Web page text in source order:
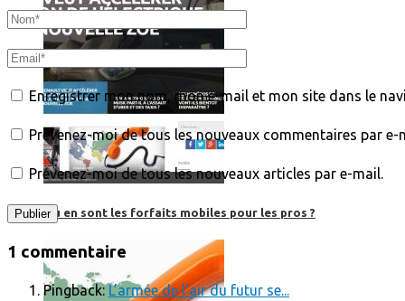
Où en sont les forfaits mobiles pour les pros ?
Enregistrer mon nom, mon e-mail et mon site dans le
Prévenez-moi de tous les nouveaux commentaires par e-
Prévenez-moi de tous les nouveaux articles par e-mail.
1 commentaire
Pingback: L’armée de l’air du futur se...